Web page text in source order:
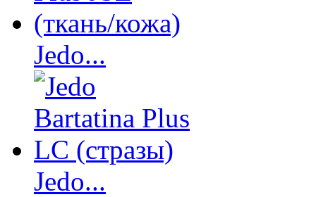
Jedo...
Jedo...